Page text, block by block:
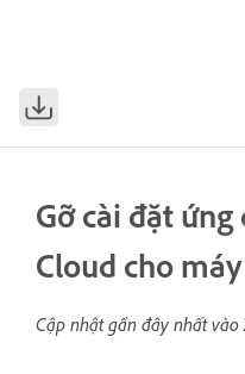
Gỡ cài đặt
Cloud cho
Cập nhật gần đây nhất vào